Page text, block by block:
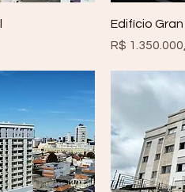
Edifício
Preço
R$